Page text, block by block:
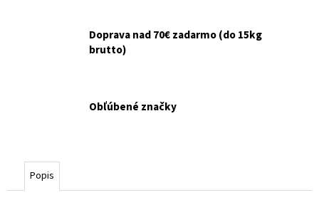
Doprava nad 70€ zadarmo (do 15kg
brutto)
Obľúbené značky
Popis